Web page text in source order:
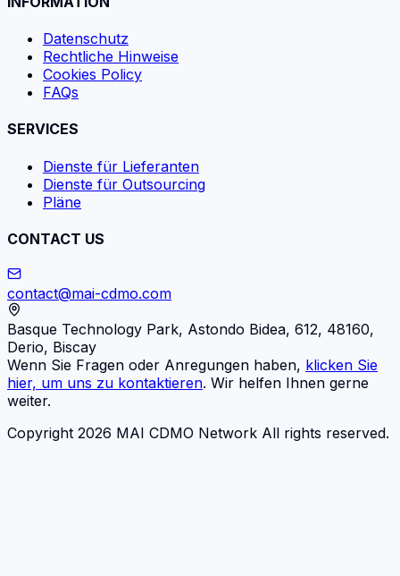
Datenschutz
Rechtliche Hinweise
Cookies Policy
FAQs
SERVICES
Dienste für Lieferanten
Dienste für Outsourcing
Pläne
CONTACT US
contact@mai-cdmo.com
Basque Technology Park, Astondo Bidea, 612, 48160,
Derio, Biscay
Wenn Sie Fragen oder Anregungen haben, klicken Sie
hier, um uns zu kontaktieren. Wir helfen Ihnen gerne
weiter.
Copyright 2026 MAI CDMO Network All rights reserved.